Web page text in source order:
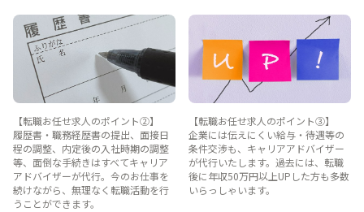
【転職お任せ求人のポイント②】
履歴書・職務経歴書の提出、面接日
程の調整、内定後の入社時期の調整
等、面倒な手続きはすべてキャリア
アドバイザーが代行。今のお仕事を
続けながら、無理なく転職活動を行
うことができます。
【転職お任せ求人のポイント③】
企業には伝えにくい給与・待遇等の
条件交渉も、キャリアアドバイザー
が代行いたします。過去には、転職
後に年収50万円以上UPした方も多数
いらっしゃいます。